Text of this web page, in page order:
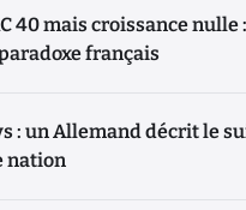
40 mais croissance nulle
français
: un Allemand décrit le
nation